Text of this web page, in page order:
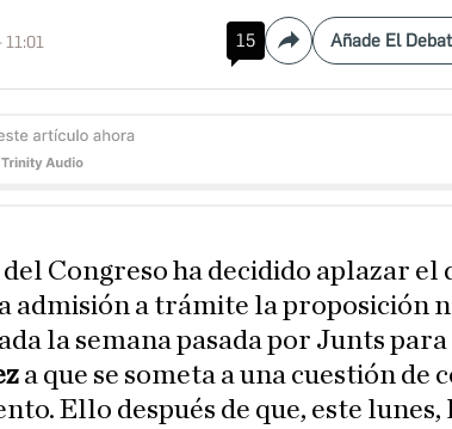
11:01 15 Compartir
Añade El
del Congreso ha decidido aplazar el
admisión a trámite la proposición
la semana pasada por Junts
a que se someta a una cuestión de
Ello después de que, este lunes,